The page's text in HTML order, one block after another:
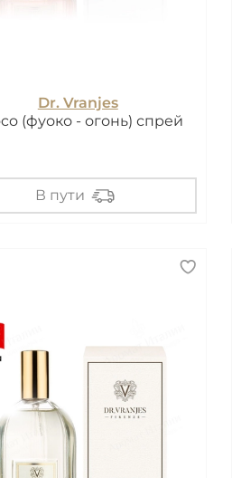
Dr. Vranjes
(фуоко - огонь) спрей
В пути